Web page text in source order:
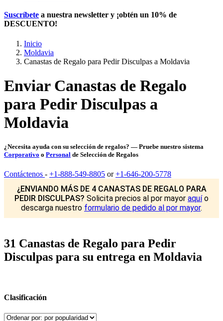
Suscríbete a nuestra newsletter y ¡obtén un 10% de
DESCUENTO!
Inicio
Moldavia
Canastas de Regalo para Pedir Disculpas a Moldavia
Enviar Canastas de Regalo
para Pedir Disculpas a
Moldavia
¿Necesita ayuda con su selección de regalos? — Pruebe nuestro sistema
Corporativo o Personal de Selección de Regalos
Contáctenos - +1-888-549-8805 or+1-646-200-5778
¿ENVIANDO MÁS DE 4 CANASTAS DE REGALO PARA
PEDIR DISCULPAS? Solicita precios al por mayor aquío
descarga nuestro formulario de pedido al por mayor.
31 Canastas de Regalo para Pedir
Disculpas para su entrega en Moldavia
Clasificación